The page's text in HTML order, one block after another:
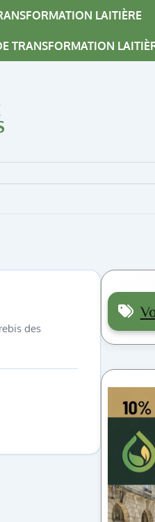
LAITIÈRE
TRANSFORMATION
des